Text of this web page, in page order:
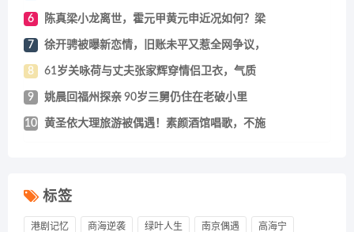
6 陈真梁小龙离世，霍元甲黄元申近况如何？梁
7 徐开骋被曝新恋情，旧账未平又惹全网争议，
8 61岁关咏荷与丈夫张家辉穿情侣卫衣，气质
9 姚晨回福州探亲 90岁三舅仍住在老破小里
10 黄圣依大理旅游被偶遇！素颜酒馆唱歌，不施
标签
港剧记忆 商海逆袭 绿叶人生 南京偶遇 高海宁